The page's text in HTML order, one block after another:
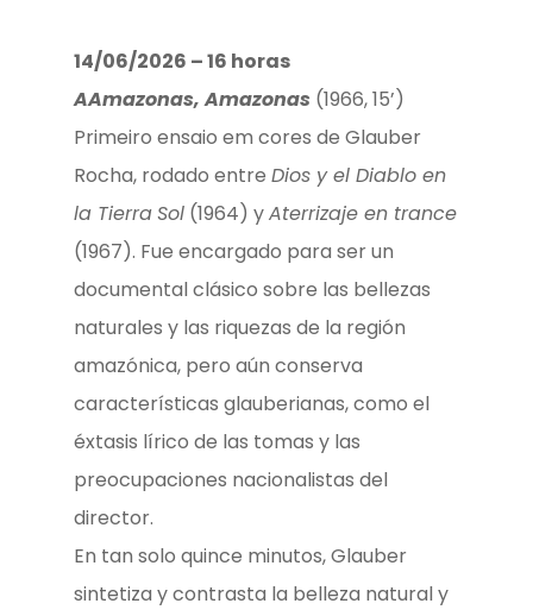
14/06/2026 – 16 horas
AAmazonas, Amazonas (1966, 15’)
Primeiro ensaio em cores de Glauber
Rocha, rodado entre Dios y el Diablo en
la TierraSol(1964) yAterrizaje en trance
(1967). Fue encargado para ser un
documental clásico sobre las bellezas
naturales y las riquezas de la región
amazónica, pero aún conserva
características glauberianas, como el
éxtasis lírico de las tomas y las
preocupaciones nacionalistas del
director.
En tan solo quince minutos, Glauber
sintetiza y contrasta la belleza natural y